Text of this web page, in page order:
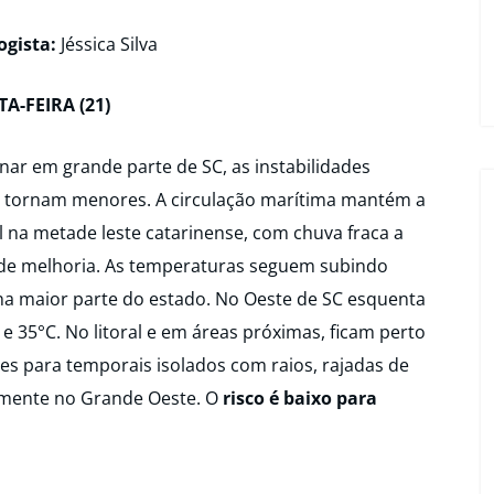
Jéssica Silva
FEIRA (21)
em grande parte de SC, as instabilidades
menores. A circulação marítima mantém a
metade leste catarinense, com chuva fraca a
melhoria. As temperaturas seguem subindo
maior parte do estado. No Oeste de SC esquenta
35°C. No litoral e em áreas próximas, ficam perto
para temporais isolados com raios, rajadas de
no Grande Oeste. O risco é baixo para